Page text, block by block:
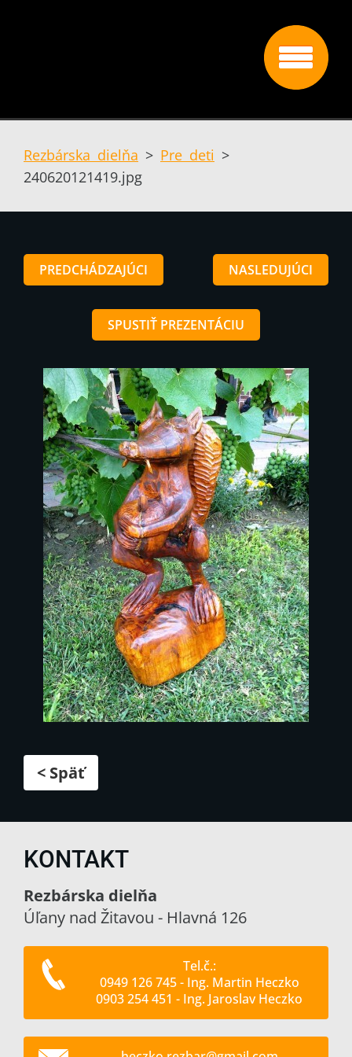
Rezbárska dielňa > Pre deti >
240620121419.jpg
PREDCHÁDZAJÚCI NASLEDUJÚCI
SPUSTIŤ PREZENTÁCIU
< Späť
KONTAKT
Rezbárska dielňa
Úľany nad Žitavou - Hlavná 126
Tel.č.:
0949 126 745 - Ing. Martin Heczko
0903 254 451 - Ing. Jaroslav Heczko